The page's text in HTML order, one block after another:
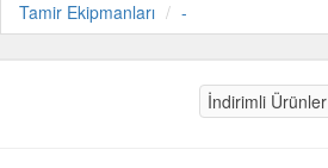
Tamir Ekipmanları -
İndirimli Ürünler